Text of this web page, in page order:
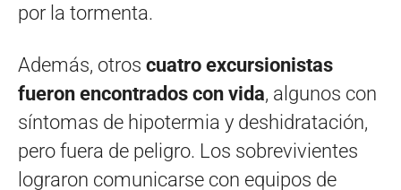
por la tormenta.
Además, otros cuatro excursionistas
fueron encontrados con vida, algunos con
síntomas de hipotermia y deshidratación,
pero fuera de peligro. Los sobrevivientes
lograron comunicarse con equipos de